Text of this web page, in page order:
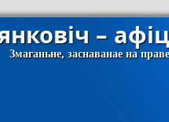
–
Змаганьне, заснаванае на